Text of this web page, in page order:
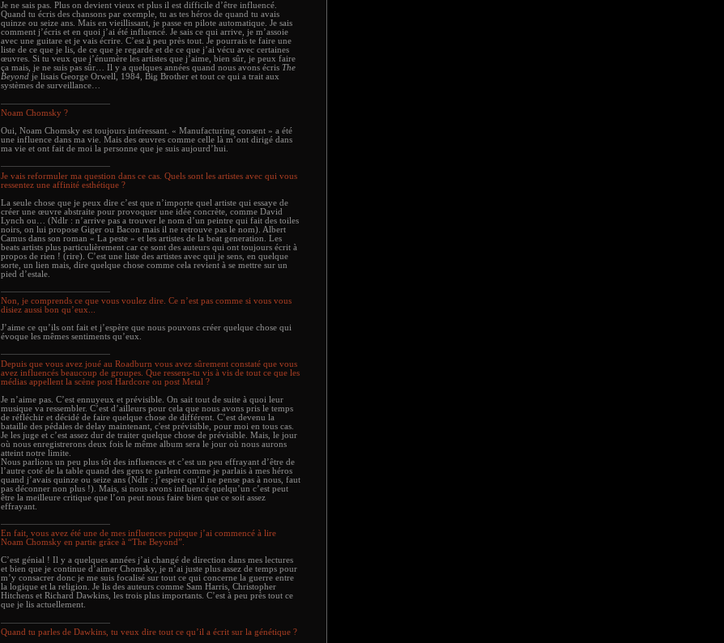
Je ne sais pas. Plus on devient vieux et plus il est difficile d’être influencé.
Quand tu écris des chansons par exemple, tu as tes héros de quand tu avais
quinze ou seize ans. Mais en vieillissant, je passe en pilote automatique. Je sais
comment j’écris et en quoi j’ai été influencé. Je sais ce qui arrive, je m’assoie
avec une guitare et je vais écrire. C’est à peu près tout. Je pourrais te faire une
liste de ce que je lis, de ce que je regarde et de ce que j’ai vécu avec certaines
œuvres. Si tu veux que j’énumère les artistes que j’aime, bien sûr, je peux faire
ça mais, je ne suis pas sûr… Il y a quelques années quand nous avons écris The
Beyond je lisais George Orwell, 1984, Big Brother et tout ce qui a trait aux
systèmes de surveillance…
Noam Chomsky ?
Oui, Noam Chomsky est toujours intéressant. « Manufacturing consent » a été
une influence dans ma vie. Mais des œuvres comme celle là m’ont dirigé dans
ma vie et ont fait de moi la personne que je suis aujourd’hui.
Je vais reformuler ma question dans ce cas. Quels sont les artistes avec qui vous
ressentez une affinité esthétique ?
La seule chose que je peux dire c’est que n’importe quel artiste qui essaye de
créer une œuvre abstraite pour provoquer une idée concrète, comme David
Lynch ou… (Ndlr : n’arrive pas a trouver le nom d’un peintre qui fait des toiles
noirs, on lui propose Giger ou Bacon mais il ne retrouve pas le nom). Albert
Camus dans son roman « La peste » et les artistes de la beat generation. Les
beats artists plus particulièrement car ce sont des auteurs qui ont toujours écrit à
propos de rien ! (rire). C’est une liste des artistes avec qui je sens, en quelque
sorte, un lien mais, dire quelque chose comme cela revient à se mettre sur un
pied d’estale.
Non, je comprends ce que vous voulez dire. Ce n’est pas comme si vous vous
disiez aussi bon qu’eux...
J’aime ce qu’ils ont fait et j’espère que nous pouvons créer quelque chose qui
évoque les mêmes sentiments qu’eux.
Depuis que vous avez joué au Roadburn vous avez sûrement constaté que vous
avez influencés beaucoup de groupes. Que ressens-tu vis à vis de tout ce que les
médias appellent la scène post Hardcore ou post Metal ?
Je n’aime pas. C’est ennuyeux et prévisible. On sait tout de suite à quoi leur
musique va ressembler. C’est d’ailleurs pour cela que nous avons pris le temps
de réfléchir et décidé de faire quelque chose de différent. C’est devenu la
bataille des pédales de delay maintenant, c'est prévisible, pour moi en tous cas.
Je les juge et c’est assez dur de traiter quelque chose de prévisible. Mais, le jour
où nous enregistrerons deux fois le même album sera le jour où nous aurons
atteint notre limite.
Nous parlions un peu plus tôt des influences et c’est un peu effrayant d’être de
l’autre coté de la table quand des gens te parlent comme je parlais à mes héros
quand j’avais quinze ou seize ans (Ndlr : j’espère qu’il ne pense pas à nous, faut
pas déconner non plus !). Mais, si nous avons influencé quelqu’un c’est peut
être la meilleure critique que l’on peut nous faire bien que ce soit assez
effrayant.
En fait, vous avez été une de mes influences puisque j’ai commencé à lire
Noam Chomsky en partie grâce à “The Beyond”.
C’est génial ! Il y a quelques années j’ai changé de direction dans mes lectures
et bien que je continue d’aimer Chomsky, je n’ai juste plus assez de temps pour
m’y consacrer donc je me suis focalisé sur tout ce qui concerne la guerre entre
la logique et la religion. Je lis des auteurs comme Sam Harris, Christopher
Hitchens et Richard Dawkins, les trois plus importants. C’est à peu près tout ce
que je lis actuellement.
Quand tu parles de Dawkins, tu veux dire tout ce qu’il a écrit sur la génétique ?